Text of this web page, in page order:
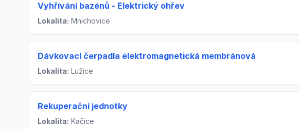
Vyhřívání bazénů - Elektrický ohřev
Lokalita: Mnichovice
Dávkovací čerpadla elektromagnetická membránová
Lokalita: Lužice
Rekuperační jednotky
Lokalita: Kačice